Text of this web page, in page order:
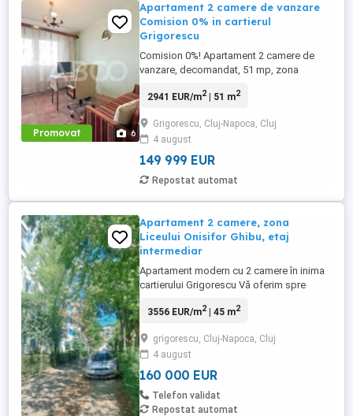
Promovat 6
Apartament 2 camere de vanzare
Comision 0% in cartierul
Grigorescu
Comision 0%! Apartament 2 camere de
vanzare, decomandat, 51 mp, zona
Imobiliare propune un apartament de
in localitatea Cluj-Napoca, zona
Grigorescu, aflat la etajul 5 intr -un imobil
tip bloc ...
2941 EUR/m2| 51 m2
Grigorescu, Cluj-Napoca, Cluj
4 august
149 999 EUR
Repostat automat
Apartament 2 camere, zona
Liceului Onisifor Ghibu, etaj
intermediar
Apartament modern cu 2 camere în inima
cartierului Grigorescu Vă oferim spre
într-o zona apreciata și căutata a
verde, retrasă de la aglomerația urbană,
dar care beneficiază în același timp de
acces rapid către centrul ...
3556 EUR/m2| 45 m2
grigorescu, Cluj-Napoca, Cluj
4 august
160 000 EUR
Telefon validat
Repostat automat